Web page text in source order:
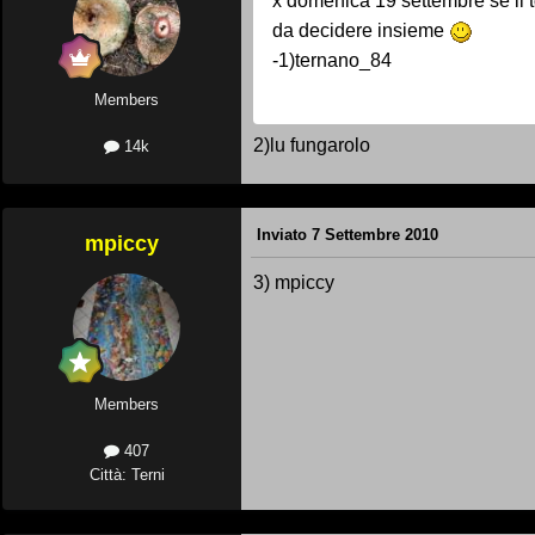
Members
14k
da decidere insieme
-1)ternano_84
2)lu fungarolo
mpiccy
Members
407
Città: Terni
Inviato 7 Settembre 2010
3) mpiccy